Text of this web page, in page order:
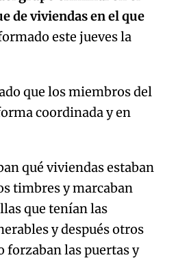
de viviendas en el que
este jueves la
que los miembros del
coordinada y en
qué viviendas estaban
timbres y marcaban
que tenían las
y después otros
forzaban las puertas y